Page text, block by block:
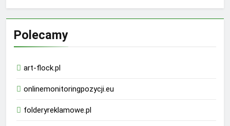
Polecamy
art-flock.pl
onlinemonitoringpozycji.eu
folderyreklamowe.pl